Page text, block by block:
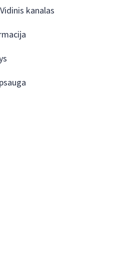
kanalas